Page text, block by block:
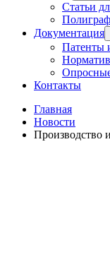
Статьи
Документация
Патенты
Контакты
Главная
Новости
Производство